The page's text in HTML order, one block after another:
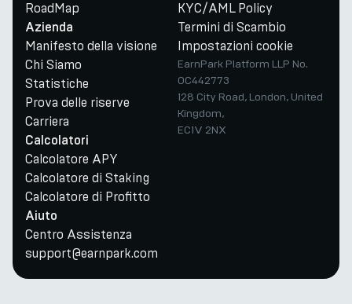
RoadMap
Azienda
Manifesto della visione
Chi Siamo
Statistiche
Prova delle riserve
Carriera
Calcolatori
Calcolatore APY
Calcolatore di Staking
Calcolatore di Profitto
Aiuto
Centro Assistenza
support@earnpark.com
KYC/AML Policy
Termini di Scambio
Impostazioni cookie
EarnPark Platform LLP No.
OC442773
128 City Road, London, United
Kingdom,
EC1V 2NX